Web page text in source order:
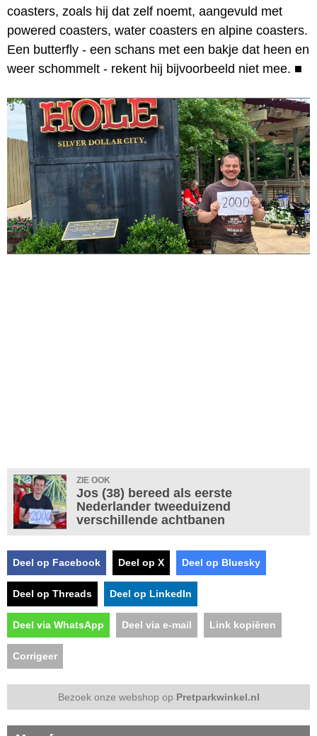
coasters, zoals hij dat zelf noemt, aangevuld met
powered coasters, water coasters en alpine coasters.
Een butterfly - een schans met een bakje dat heen en
weer schommelt - rekent hij bijvoorbeeld niet mee. ■
ZIE OOK
Jos (38) bereed als eerste
Nederlander tweeduizend
verschillende achtbanen
Deel op Facebook Deel op X Deel op Bluesky
Deel op Threads Deel op LinkedIn
Deel via WhatsApp Deel via e-mail Link kopiëren
Corrigeer
Bezoek onze webshop op Pretparkwinkel.nl